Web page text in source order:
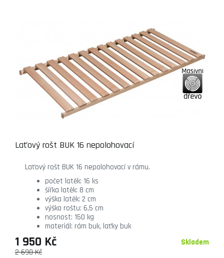
Laťový rošt BUK 16 nepolohovací
Laťový rošt BUK 16 nepolohovací v rámu.
počet latěk: 16 ks
šířka latěk: 8 cm
výška latěk: 2 cm
výška roštu: 6,5 cm
nosnost: 150 kg
materiál: rám buk, laťky buk
Skladem
2 690 Kč
1 950 Kč